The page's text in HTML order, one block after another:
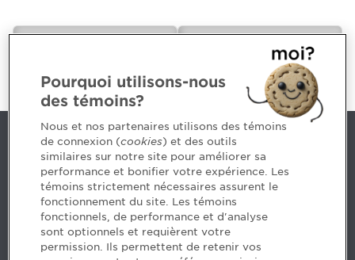
CPA
Nous joindre
514 788-1376 1 800 363-4688 [3033]
emploiCPA@cpaquebec.ca
5, Place Ville Marie, bureau 800, Montréal
(Québec)H3B 2G2
Pourquoi utilisons-nous
des témoins?
Nous et nos partenaires utilisons des témoins
de connexion (cookies) et des outils
similaires sur notre site pour améliorer sa
performance et bonifier votre expérience. Les
témoins strictement nécessaires assurent le
fonctionnement du site. Les témoins
fonctionnels, de performance et d'analyse
sont optionnels et requièrent votre
permission. Ils permettent de retenir vos